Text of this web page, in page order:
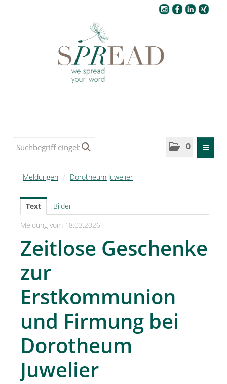
0
MELDUNGEN
SPREAD
SPREAD Medleys für Deutschland
SPREAD Press Days
Achselkuss
Aromapflege Evelyn Deutsch
Brioche und Brösel
Carolina Herrera
DOUGLAS
Meldungen / Dorotheum Juwelier
Text
Bilder
Meldung vom 18.03.2026
Zeitlose Geschenke
zur
Erstkommunion
und Firmung bei
Dorotheum
Juwelier